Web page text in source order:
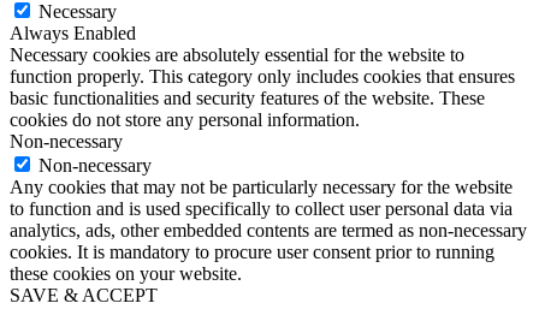
Necessary
Always Enabled
Necessary cookies are absolutely essential for the website to
function properly. This category only includes cookies that ensures
basic functionalities and security features of the website. These
cookies do not store any personal information.
Non-necessary
Non-necessary
Any cookies that may not be particularly necessary for the website
to function and is used specifically to collect user personal data via
analytics, ads, other embedded contents are termed as non-necessary
cookies. It is mandatory to procure user consent prior to running
these cookies on your website.
SAVE & ACCEPT